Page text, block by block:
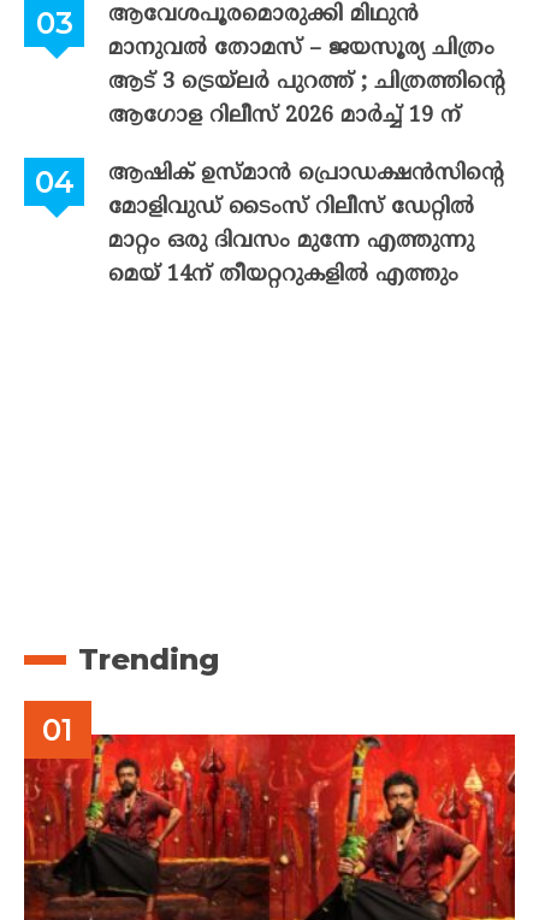
ആവേശപൂരമൊരുക്കി മിഥുൻ
മാനുവൽ തോമസ് – ജയസൂര്യ ചിത്രം
ആട് 3 ട്രെയ്‌ലർ പുറത്ത് ; ചിത്രത്തിന്റെ
ആഗോള റിലീസ് 2026 മാർച്ച് 19 ന്
ആഷിക് ഉസ്മാൻ പ്രൊഡക്ഷൻസിന്റെ
മോളിവുഡ് ടൈംസ് റിലീസ് ഡേറ്റിൽ
മാറ്റം ഒരു ദിവസം മുന്നേ എത്തുന്നു
മെയ് 14ന് തീയറ്ററുകളിൽ എത്തും
Trending